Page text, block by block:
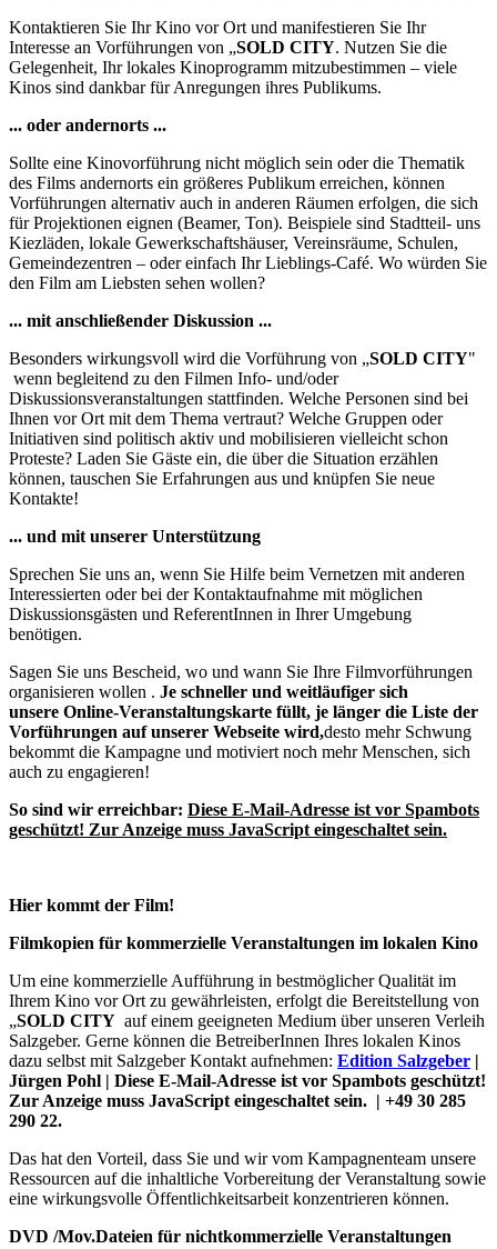
Kontaktieren Sie Ihr Kino vor Ort und manifestieren Sie Ihr
Interesse an Vorführungen von „SOLD CITY. Nutzen Sie die
Gelegenheit, Ihr lokales Kinoprogramm mitzubestimmen – viele
Kinos sind dankbar für Anregungen ihres Publikums.
... oder andernorts ...
Sollte eine Kinovorführung nicht möglich sein oder die Thematik
des Films andernorts ein größeres Publikum erreichen, können
Vorführungen alternativ auch in anderen Räumen erfolgen, die sich
für Projektionen eignen (Beamer, Ton). Beispiele sind Stadtteil- uns
Kiezläden, lokale Gewerkschaftshäuser, Vereinsräume, Schulen,
Gemeindezentren – oder einfach Ihr Lieblings-Café. Wo würden Sie
den Film am Liebsten sehen wollen?
... mit anschließender Diskussion ...
Besonders wirkungsvoll wird die Vorführung von „SOLD CITY"
wenn begleitend zu den Filmen Info- und/oder
Diskussionsveranstaltungen stattfinden. Welche Personen sind bei
Ihnen vor Ort mit dem Thema vertraut? Welche Gruppen oder
Initiativen sind politisch aktiv und mobilisieren vielleicht schon
Proteste? Laden Sie Gäste ein, die über die Situation erzählen
können, tauschen Sie Erfahrungen aus und knüpfen Sie neue
Kontakte!
... und mit unserer Unterstützung
Sprechen Sie uns an, wenn Sie Hilfe beim Vernetzen mit anderen
Interessierten oder bei der Kontaktaufnahme mit möglichen
Diskussionsgästen und ReferentInnen in Ihrer Umgebung
benötigen.
Sagen Sie uns Bescheid, wo und wann Sie Ihre Filmvorführungen
organisieren wollen . Je schneller und weitläufiger sich
unsere Online-Veranstaltungskarte füllt, je länger die Liste der
Vorführungen auf unserer Webseite wird,desto mehr Schwung
bekommt die Kampagne und motiviert noch mehr Menschen, sich
auch zu engagieren!
So sind wir erreichbar: Diese E-Mail-Adresse ist vor Spambots
geschützt! Zur Anzeige muss JavaScript eingeschaltet sein.
Hier kommt der Film!
Filmkopien für kommerzielle Veranstaltungen im lokalen Kino
Um eine kommerzielle Aufführung in bestmöglicher Qualität im
Ihrem Kino vor Ort zu gewährleisten, erfolgt die Bereitstellung von
„SOLD CITY auf einem geeigneten Medium über unseren Verleih
Salzgeber. Gerne können die BetreiberInnen Ihres lokalen Kinos
dazu selbst mit Salzgeber Kontakt aufnehmen: Edition Salzgeber |
Jürgen Pohl | Diese E-Mail-Adresse ist vor Spambots geschützt!
Zur Anzeige muss JavaScript eingeschaltet sein. | +49 30 285
290 22.
Das hat den Vorteil, dass Sie und wir vom Kampagnenteam unsere
Ressourcen auf die inhaltliche Vorbereitung der Veranstaltung sowie
eine wirkungsvolle Öffentlichkeitsarbeit konzentrieren können.
DVD /Mov.Dateien für nichtkommerzielle Veranstaltungen